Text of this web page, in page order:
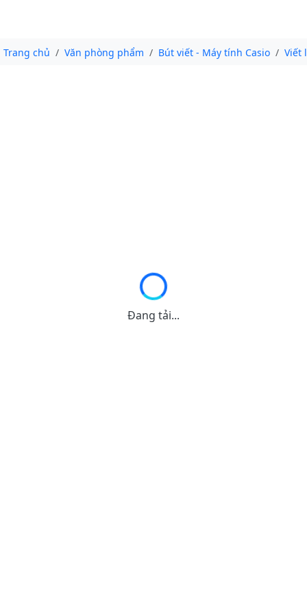
Trang chủ Văn phòng phẩm Bút viết - Máy tính Casio Viết
Đang tải...